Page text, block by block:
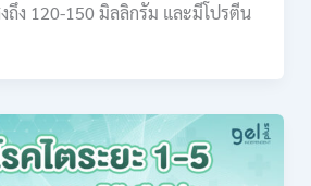
ถึง 120-150 มิลลิกรัม และมีโปรตีน